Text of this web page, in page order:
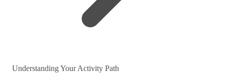
Understanding Your Activity Path